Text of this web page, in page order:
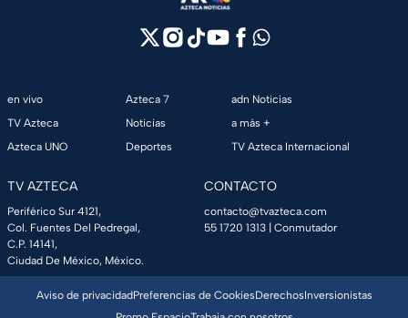
en vivo
TV Azteca
Azteca UNO
Azteca 7
Noticias
Deportes
adn Noticias
a más +
TV Azteca Internacional
TV AZTECA
Periférico Sur 4121,
Col. Fuentes Del Pedregal,
C.P. 14141,
Ciudad De México, México.
CONTACTO
contacto@tvazteca.com
55 1720 1313 | Conmutador
Aviso de privacidadPreferencias de CookiesDerechosInversionistas